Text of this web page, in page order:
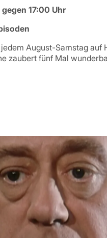
17:00 Uhr
August-Samstag auf
zaubert fünf Mal